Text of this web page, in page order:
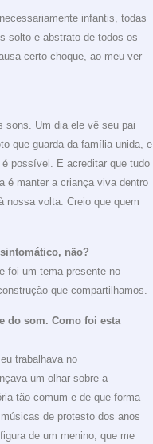
infantis, todas
solto e abstrato de todos os
certo choque, ao meu ver
sons. Um dia ele vê seu pai
que guarda da família unida, e
possível. E acreditar que tudo
é manter a criança viva dentro
nossa volta. Creio que quem
não?
foi um tema presente no
que compartilhamos.
do som. Como foi esta
trabalhava no
um olhar sobre a
tão comum e de que forma
de protesto dos anos
de um menino, que me